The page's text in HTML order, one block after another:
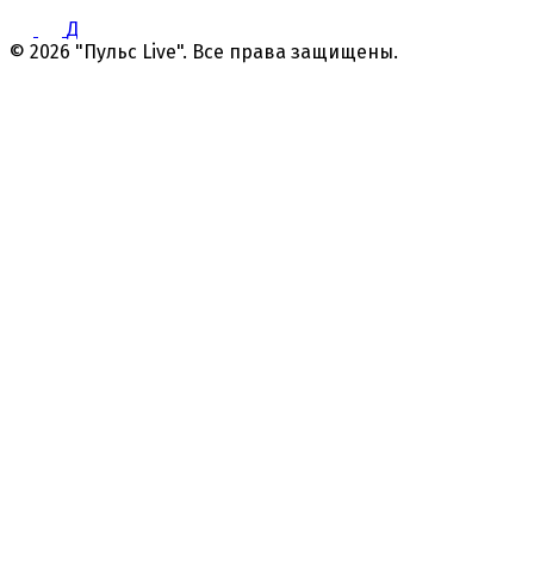
Д
© 2026 "Пульс Live". Все права защищены.